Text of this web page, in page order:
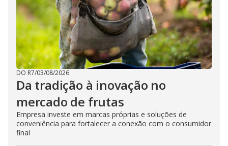
DO R7/03/08/2026
Da tradição à inovação no
mercado de frutas
Empresa investe em marcas próprias e soluções de
conveniência para fortalecer a conexão com o consumidor
final